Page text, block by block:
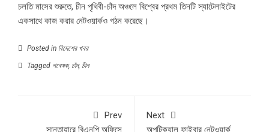
চলতি মাসের শুরুতে, চীন পৃথিবী-চাঁদ অঞ্চলে বিশ্বের প্রথম তিনটি স্যাটেলাইটের
একসাথে কাজ করার নেটওয়ার্কও গঠন করেছে।
Posted in বিদেশের খবর
Tagged গবেষক, চাঁদ, চীন
Prev
সান্তাহারে বিএনপি অফিসে
Next
অপটিক্যাল ফাইবার নেটওয়ার্ক